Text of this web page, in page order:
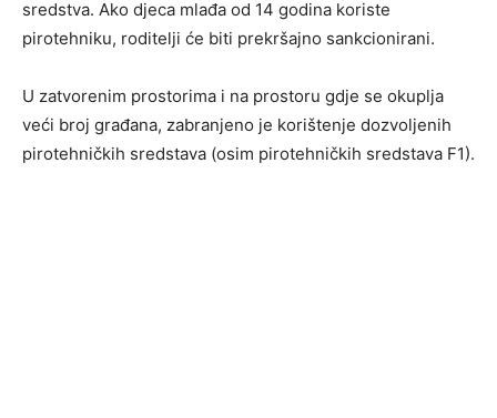
sredstva. Ako djeca mlađa od 14 godina koriste
pirotehniku, roditelji će biti prekršajno sankcionirani.
U zatvorenim prostorima i na prostoru gdje se okuplja
veći broj građana, zabranjeno je korištenje dozvoljenih
pirotehničkih sredstava (osim pirotehničkih sredstava F1).